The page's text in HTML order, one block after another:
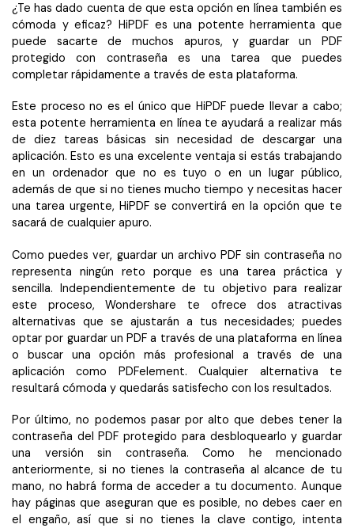
¿Te has dado cuenta de que esta opción en línea también es
cómoda y eficaz? HiPDF es una potente herramienta que
puede sacarte de muchos apuros, y guardar un PDF
protegido con contraseña es una tarea que puedes
completar rápidamente a través de esta plataforma.
Este proceso no es el único que HiPDF puede llevar a cabo;
esta potente herramienta en línea te ayudará a realizar más
de diez tareas básicas sin necesidad de descargar una
aplicación. Esto es una excelente ventaja si estás trabajando
en un ordenador que no es tuyo o en un lugar público,
además de que si no tienes mucho tiempo y necesitas hacer
una tarea urgente, HiPDF se convertirá en la opción que te
sacará de cualquier apuro.
Como puedes ver, guardar un archivo PDF sin contraseña no
representa ningún reto porque es una tarea práctica y
sencilla. Independientemente de tu objetivo para realizar
este proceso, Wondershare te ofrece dos atractivas
alternativas que se ajustarán a tus necesidades; puedes
optar por guardar un PDF a través de una plataforma en línea
o buscar una opción más profesional a través de una
aplicación como PDFelement. Cualquier alternativa te
resultará cómoda y quedarás satisfecho con los resultados.
Por último, no podemos pasar por alto que debes tener la
contraseña del PDF protegido para desbloquearlo y guardar
una versión sin contraseña. Como he mencionado
anteriormente, si no tienes la contraseña al alcance de tu
mano, no habrá forma de acceder a tu documento. Aunque
hay páginas que aseguran que es posible, no debes caer en
el engaño, así que si no tienes la clave contigo, intenta